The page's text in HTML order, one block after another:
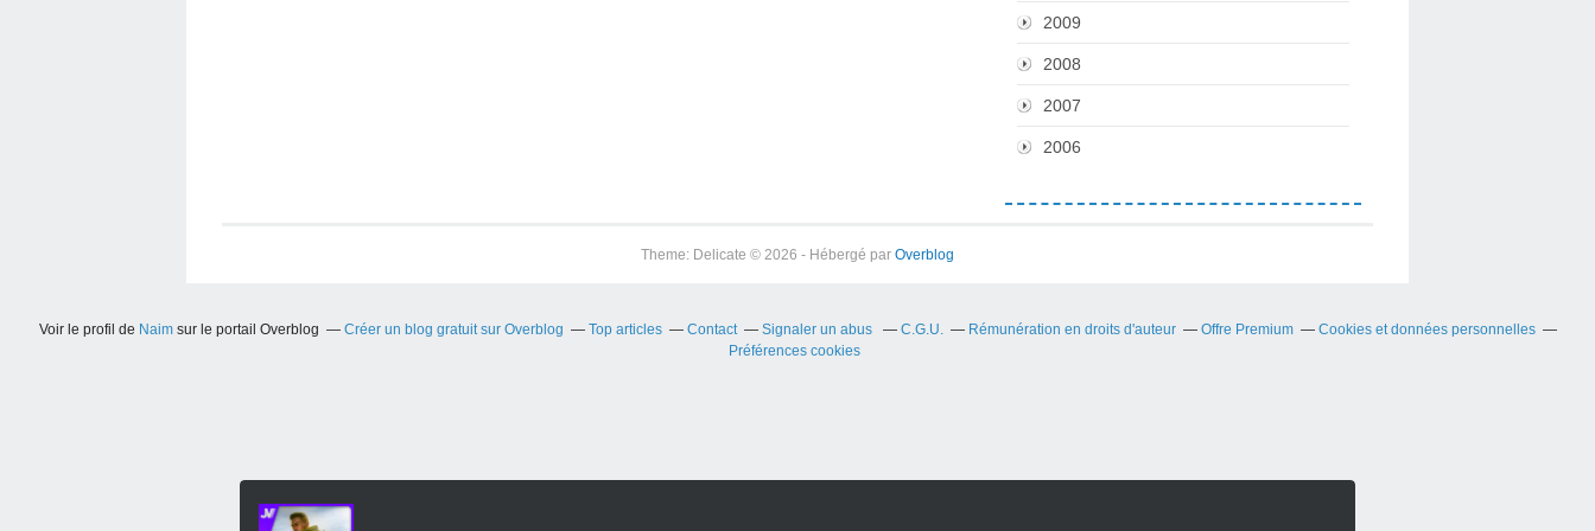
2009
2008
2007
2006
Theme: Delicate © 2026 - Hébergé par Overblog
Voir le profil de Naimsur le portail Overblog Créer un blog gratuit sur Overblog Top articles Contact Signaler un abus C.G.U. Rémunération en droits d'auteur Offre Premium
Cookies et données personnelles
Préférences cookies